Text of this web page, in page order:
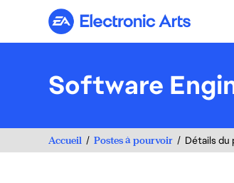
Electronic Arts
Software
Accueil Postes à pourvoir Détails du